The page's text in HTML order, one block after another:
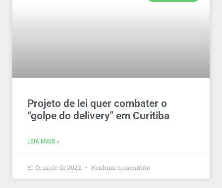
Projeto de lei quer combater o
“golpe do delivery” em Curitiba
LEIA MAIS »
30 de maio de 2022 Nenhum comentário